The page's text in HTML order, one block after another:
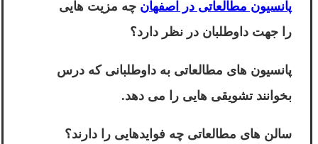
پانسیون مطالعاتی در اصفهان چه مزیت هایی
را جهت داوطلبان در نظر دارد؟
پانسیون های مطالعاتی به داوطلبانی که درس
بخوانند تشویقی هایی را می دهد.
سالن های مطالعاتی چه فوایدهایی را دارند؟